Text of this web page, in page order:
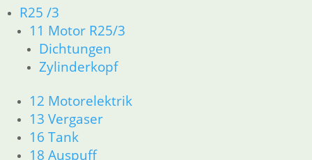
R25 /3
11 Motor R25/3
Dichtungen
Zylinderkopf
12 Motorelektrik
13 Vergaser
16 Tank
18 Auspuff
R50/5 - R75/5
R60/6 - R90/S
R 60/7 - R 100 RT Bj. 1976 - 1979
R80/100 R80/100 RT 1980 bis
1984